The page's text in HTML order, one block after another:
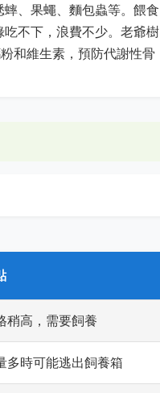
、果蠅、麵包蟲等。餵食
不下，浪費不少。老爺樹
和維生素，預防代謝性骨
稍高，需要飼養
多時可能逃出飼養箱